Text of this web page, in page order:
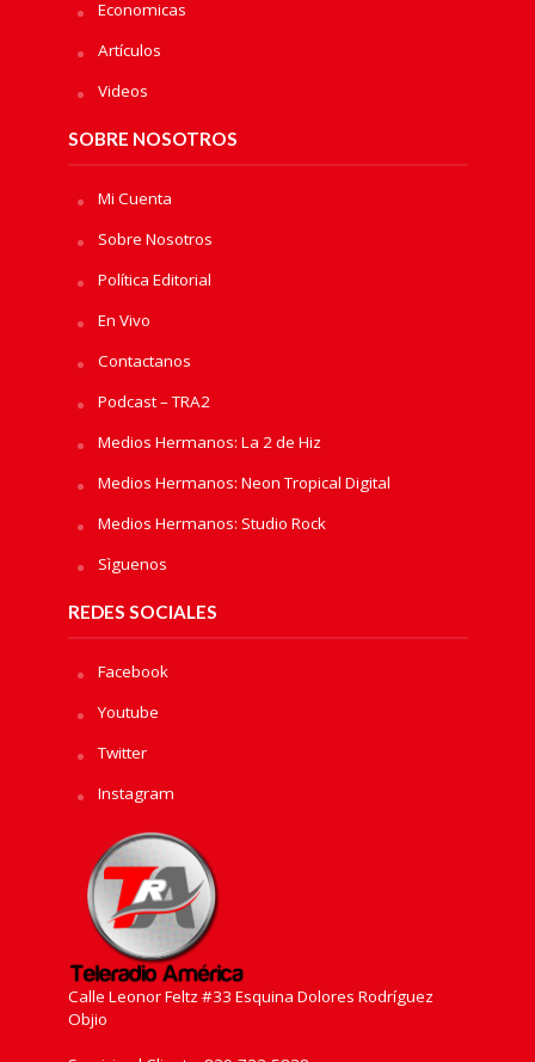
Economicas
Artículos
Videos
SOBRE NOSOTROS
Mi Cuenta
Sobre Nosotros
Política Editorial
En Vivo
Contactanos
Podcast – TRA2
Medios Hermanos: La 2 de Hiz
Medios Hermanos: Neon Tropical Digital
Medios Hermanos: Studio Rock
Sìguenos
REDES SOCIALES
Facebook
Youtube
Twitter
Instagram
Calle Leonor Feltz #33 Esquina Dolores Rodríguez
Objio